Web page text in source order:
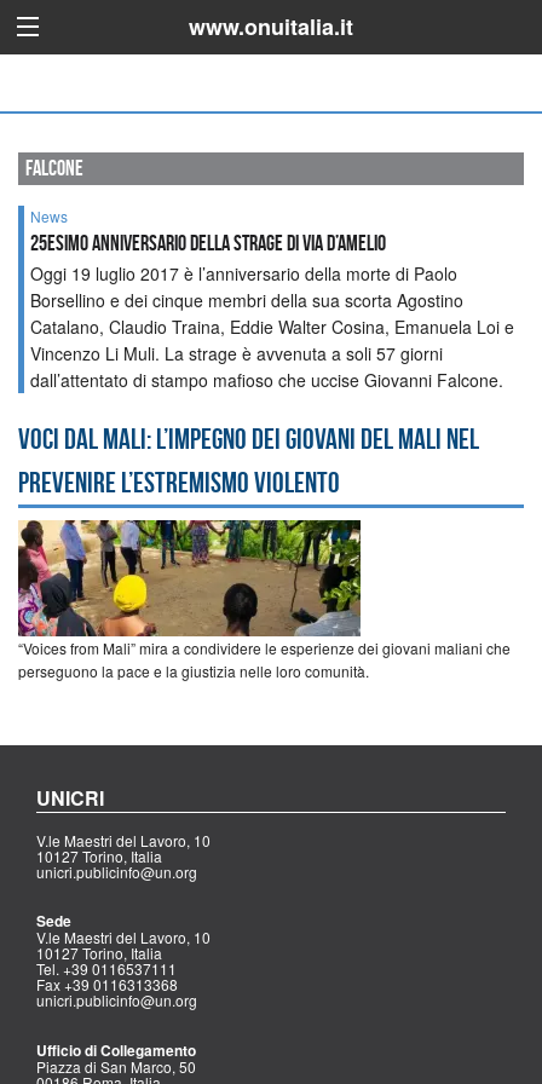
www.onuitalia.it
falcone
News
25esimo anniversario della Strage di Via D’Amelio
Oggi 19 luglio 2017 è l’anniversario della morte di Paolo
Borsellino e dei cinque membri della sua scorta Agostino
Catalano, Claudio Traina, Eddie Walter Cosina, Emanuela Loi e
Vincenzo Li Muli. La strage è avvenuta a soli 57 giorni
dall’attentato di stampo mafioso che uccise Giovanni Falcone.
Voci dal Mali: l’impegno dei giovani del Mali nel
prevenire l’estremismo violento
“Voices from Mali” mira a condividere le esperienze dei giovani maliani che
perseguono la pace e la giustizia nelle loro comunità.
UNICRI
V.le Maestri del Lavoro, 10
10127 Torino, Italia
unicri.publicinfo@un.org
Sede
V.le Maestri del Lavoro, 10
10127 Torino, Italia
Tel. +39 0116537111
Fax +39 0116313368
unicri.publicinfo@un.org
Ufficio di Collegamento
Piazza di San Marco, 50